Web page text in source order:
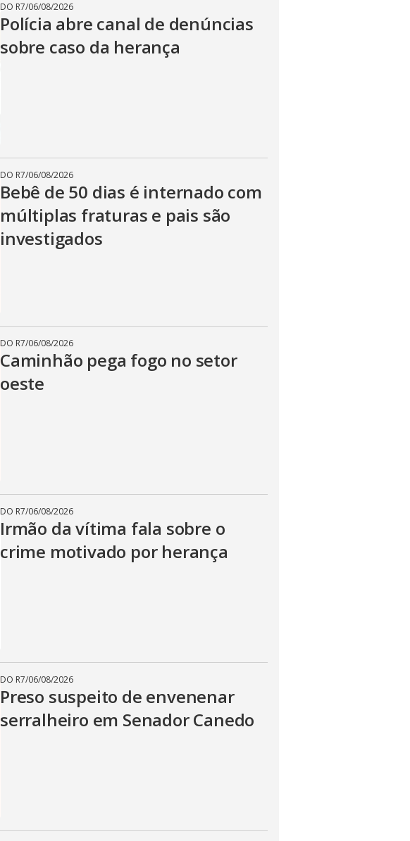
DO R7/06/08/2026
Polícia abre canal de denúncias
sobre caso da herança
DO R7/06/08/2026
Bebê de 50 dias é internado com
múltiplas fraturas e pais são
investigados
DO R7/06/08/2026
Caminhão pega fogo no setor
oeste
DO R7/06/08/2026
Irmão da vítima fala sobre o
crime motivado por herança
DO R7/06/08/2026
Preso suspeito de envenenar
serralheiro em Senador Canedo